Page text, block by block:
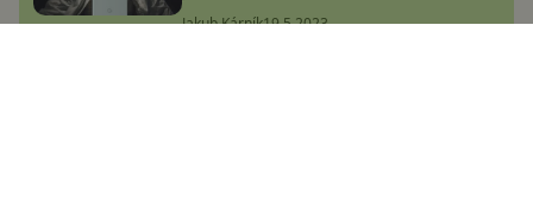
Jakub Kárník19.5.2023